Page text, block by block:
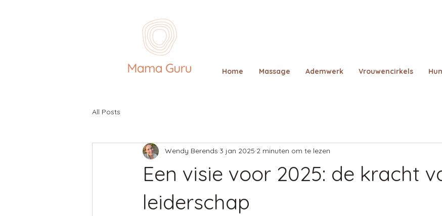
Home Massage Ademwerk Vrouwencirkels
All Posts
Een visie voor 2025: de kracht
leiderschap
Wendy Berends 3 jan 2025 2 minuten om te lezen